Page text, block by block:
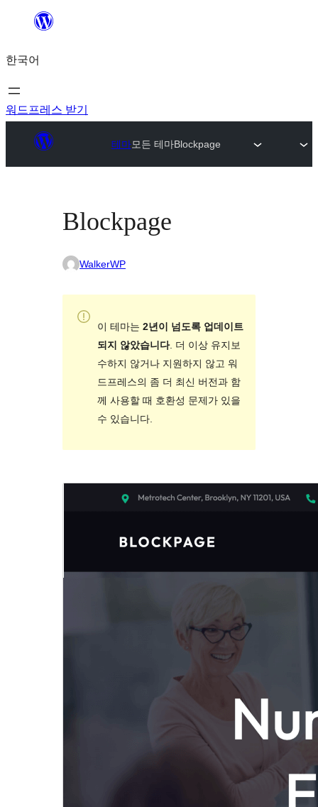
츠
로
바
기
한국어
워드프레스 받기
테마모든 테마Blockpage
Blockpage
WalkerWP
이 테마는 2년이 넘도록 업데이트
되지 않았습니다. 더 이상 유지보
수하지 않거나 지원하지 않고 워
드프레스의 좀 더 최신 버전과 함
께 사용할 때 호환성 문제가 있을
수 있습니다.